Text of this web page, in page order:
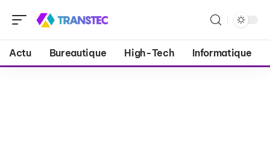
Actu Bureautique High-Tech Informatique